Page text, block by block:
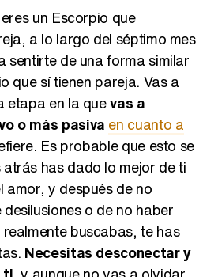
un Escorpio que
a lo largo del séptimo mes
sentirte de una forma similar
que sí tienen pareja. Vas a
etapa en la quevas a
o más pasiva en cuanto a
Es probable que esto se
has dado lo mejor de ti
amor, y después de no
o de no haber
buscabas, te has
Necesitas desconectar y